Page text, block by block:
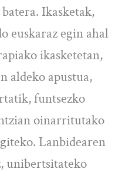
Ikasketak,
euskaraz egin ahal
ikasketetan,
aldeko apustua,
funtsezko
oinarritutako
Lanbidearen
unibertsitateko